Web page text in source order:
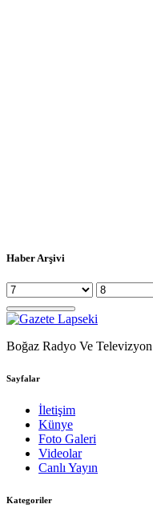
Haber Arşivi
Boğaz Radyo Ve Televizyon
Sayfalar
İletişim
Künye
Foto Galeri
Videolar
Canlı Yayın
Kategoriler